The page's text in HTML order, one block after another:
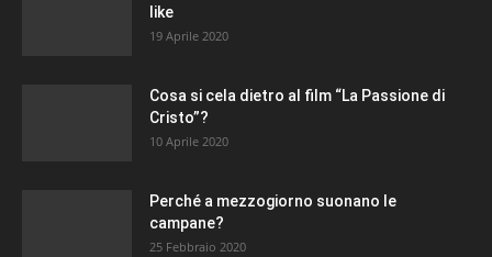
like
19 Aprile 2020
Cosa si cela dietro al film “La Passione di
Cristo”?
10 Aprile 2020
Perché a mezzogiorno suonano le
campane?
25 Febbraio 2020